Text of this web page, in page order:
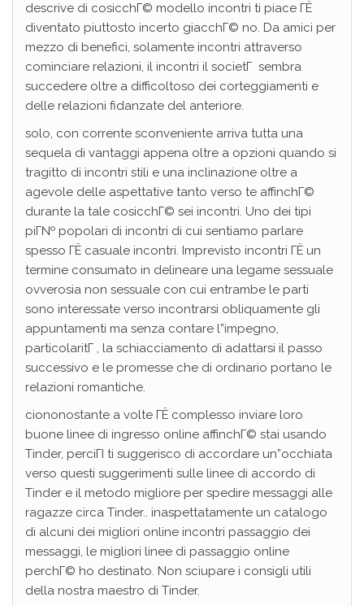
descrive di cosicchГ© modello incontri ti piace ГЁ
diventato piuttosto incerto giacchГ© no. Da amici per
mezzo di benefici, solamente incontri attraverso
cominciare relazioni, il incontri il societГ sembra
succedere oltre a difficoltoso dei corteggiamenti e
delle relazioni fidanzate del anteriore.
solo, con corrente sconveniente arriva tutta una
sequela di vantaggi appena oltre a opzioni quando si
tragitto di incontri stili e una inclinazione oltre a
agevole delle aspettative tanto verso te affinchГ©
durante la tale cosicchГ© sei incontri. Uno dei tipi
piГ№ popolari di incontri di cui sentiamo parlare
spesso ГЁ casuale incontri. Imprevisto incontri ГЁ un
termine consumato in delineare una legame sessuale
ovverosia non sessuale con cui entrambe le parti
sono interessate verso incontrarsi obliquamente gli
appuntamenti ma senza contare l”impegno,
particolaritГ , la schiacciamento di adattarsi il passo
successivo e le promesse che di ordinario portano le
relazioni romantiche.
ciononostante a volte ГЁ complesso inviare loro
buone linee di ingresso online affinchГ© stai usando
Tinder, perciГІ ti suggerisco di accordare un”occhiata
verso questi suggerimenti sulle linee di accordo di
Tinder e il metodo migliore per spedire messaggi alle
ragazze circa Tinder.. inaspettatamente un catalogo
di alcuni dei migliori online incontri passaggio dei
messaggi, le migliori linee di passaggio online
perchГ© ho destinato. Non sciupare i consigli utili
della nostra maestro di Tinder.